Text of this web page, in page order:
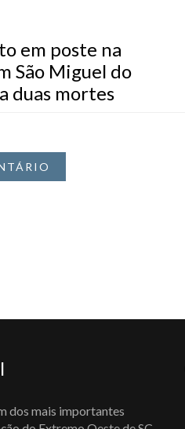
em poste na
São Miguel do
duas mortes
dos mais importantes